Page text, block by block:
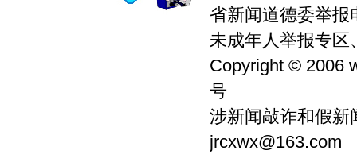
省新闻道德委举报
未成年人举报专区
Copyright © 2006
号
涉新闻敲诈和假新
jrcxwx@163.com